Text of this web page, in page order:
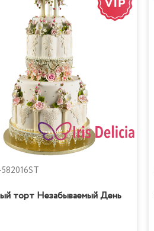
торт Незабываемый День